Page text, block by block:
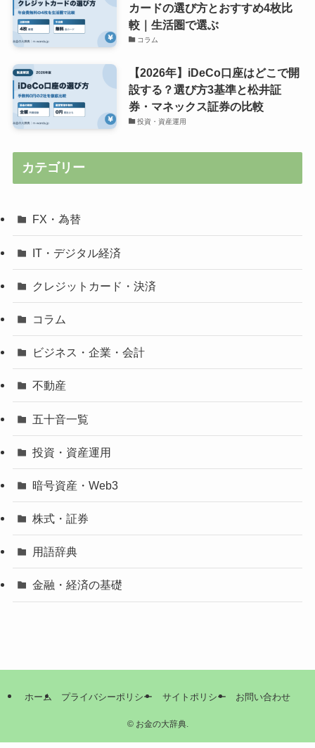
カードの選び方とおすすめ4枚比
較｜生活圏で選ぶ
コラム
【2026年】iDeCo口座はどこで開
設する？選び方3基準と松井証
券・マネックス証券の比較
投資・資産運用
カテゴリー
FX・為替
IT・デジタル経済
クレジットカード・決済
コラム
ビジネス・企業・会計
不動産
五十音一覧
投資・資産運用
暗号資産・Web3
株式・証券
用語辞典
金融・経済の基礎
ホーム プライバシーポリシー サイトポリシー お問い合わせ
©お金の大辞典.